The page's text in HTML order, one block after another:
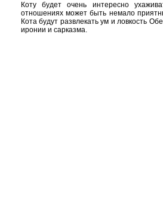
Коту будет очень интересно
отношениях может быть немало
Кота будут развлекать ум и ловкость
иронии и сарказма.